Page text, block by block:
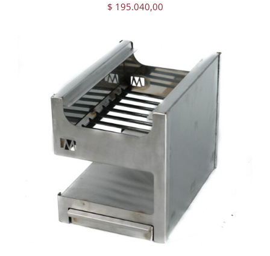
$ 195.040,00
AGREGAR AL CARRITO